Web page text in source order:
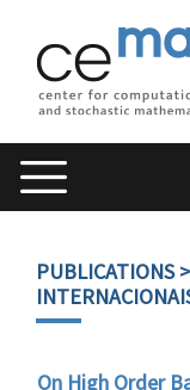
PUBLICATIONS>
On High Order